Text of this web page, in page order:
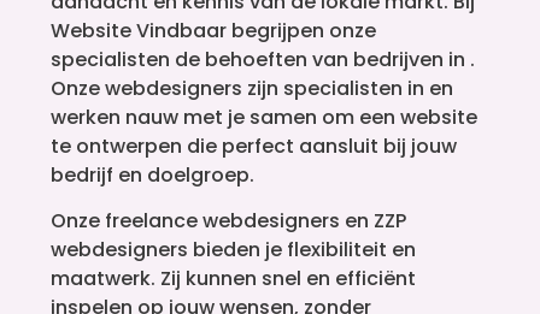
Website Vindbaar begrijpen onze
specialisten de behoeften van bedrijven in .
Onze webdesigners zijn specialisten in en
werken nauw met je samen om een website
te ontwerpen die perfect aansluit bij jouw
bedrijf en doelgroep.
Onze freelance webdesigners en ZZP
webdesigners bieden je flexibiliteit en
maatwerk. Zij kunnen snel en efficiënt
inspelen op jouw wensen, zonder